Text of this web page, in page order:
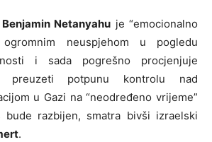
Benjamin Netanyahu je “emocionalno
neuspjehom u pogledu
i sada pogrešno procjenjuje
preuzeti potpunu kontrolu nad
u Gazi na “neodređeno vrijeme”
bude razbijen, smatra bivši izraelski
.